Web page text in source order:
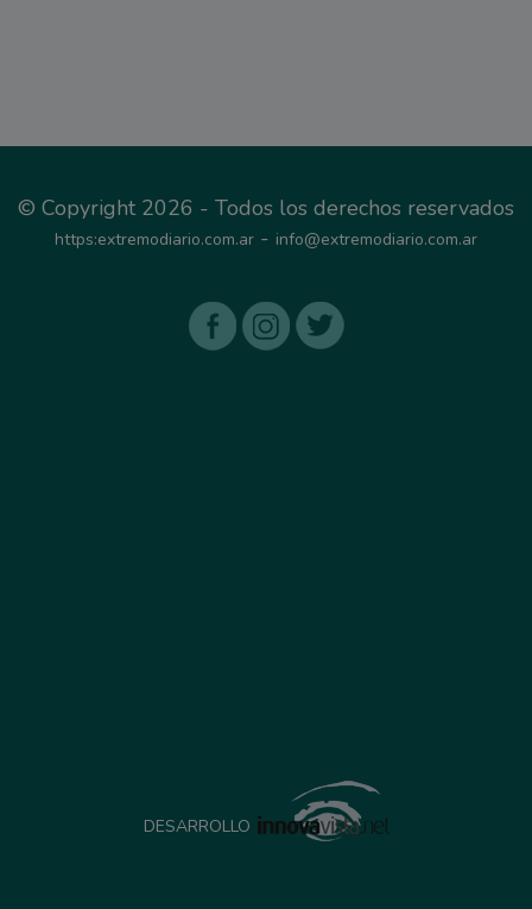
© Copyright 2026 - Todos los derechos reservados
https:extremodiario.com.ar - info@extremodiario.com.ar
DESARROLLO